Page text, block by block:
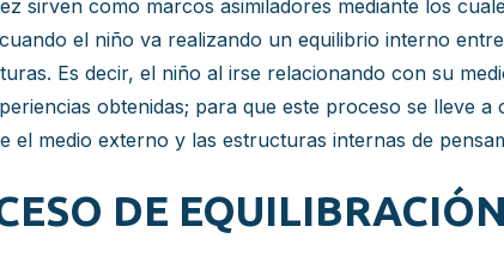
sirven como marcos asimiladores mediante los
el niño va realizando un equilibrio interno
Es decir, el niño al irse relacionando con su
obtenidas; para que este proceso se lleve
el medio externo y las estructuras internas de
DE EQUILIBRACIÓN